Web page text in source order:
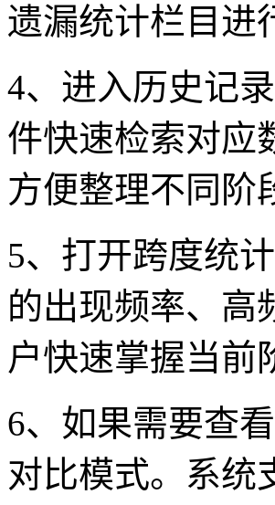
遗漏统计栏目进
4、进入历史记
件快速检索对应
方便整理不同阶
5、打开跨度统
的出现频率、高
户快速掌握当前
6、如果需要查
对比模式。系统